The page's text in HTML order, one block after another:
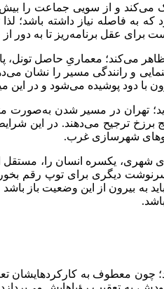
می‌کند و از سویی جماعت را
که به فاصله نیاز داشته
برای عقل برنامه‌ریز تا به دور
می‌کند؛ معماریِ حاصل تونل،
و رانندگی مسیر را
با دود پوشیده می‌شود و در
دید؛ تهران در مسیر شدن
ترجیح می‌دهند. در این
شهرسازی غرب.
شهری، یکسره انسان را، مستقل
دیگری برای توپ رقم
به بیرون از این وضعیت باز
چون معطوف به کارکردهایشان